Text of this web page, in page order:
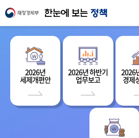
2026년
세제개편안
2026년 하반기
업무보고
2026
경제